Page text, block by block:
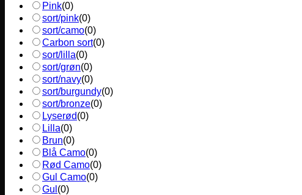
Pink(0)
sort/pink(0)
sort/camo(0)
Carbon sort(0)
sort/lilla(0)
sort/grøn(0)
sort/navy(0)
sort/burgundy(0)
sort/bronze(0)
Lyserød(0)
Lilla(0)
Brun(0)
Blå Camo(0)
Rød Camo(0)
Gul Camo(0)
Gul (0)